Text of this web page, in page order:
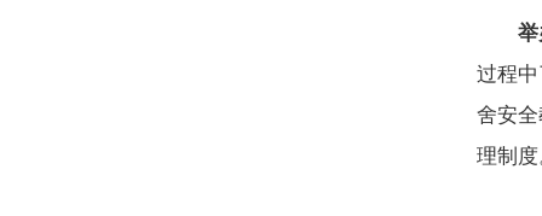
过程
舍安
理制